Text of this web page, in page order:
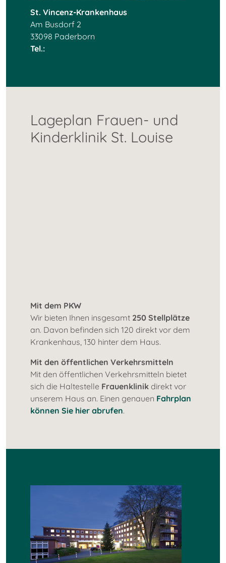
St. Vincenz-Krankenhaus
Am Busdorf 2
33098 Paderborn
Tel.:
Lageplan Frauen- und
Kinderklinik St. Louise
Mit dem PKW
Wir bieten Ihnen insgesamt 250 Stellplätze
an. Davon befinden sich 120 direkt vor dem
Krankenhaus, 130 hinter dem Haus.
Mit den öffentlichen Verkehrsmitteln
Mit den öffentlichen Verkehrsmitteln bietet
sich die Haltestelle Frauenklinik direkt vor
unserem Haus an. Einen genauen Fahrplan
können Sie hier abrufen.